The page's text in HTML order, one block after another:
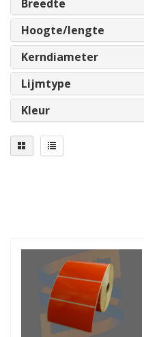
Breedte
Hoogte/lengte
Kerndiameter
Lijmtype
Kleur